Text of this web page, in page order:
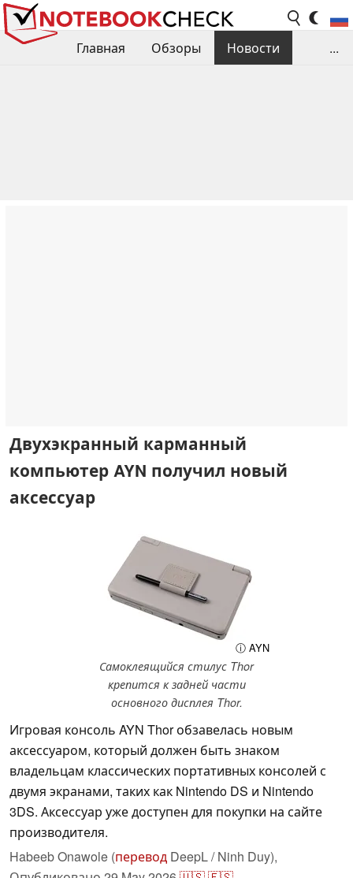
Главная Обзоры
Новости
...
Двухэкранный карманный
компьютер AYN получил новый
аксессуар
ⓘ AYN
Самоклеящийся стилус Thor
крепится к задней части
основного дисплея Thor.
Игровая консоль AYN Thor обзавелась новым
аксессуаром, который должен быть знаком
владельцам классических портативных консолей с
двумя экранами, таких как Nintendo DS и Nintendo
3DS. Аксессуар уже доступен для покупки на сайте
производителя.
Habeeb Onawole (перевод DeepL / Ninh Duy),